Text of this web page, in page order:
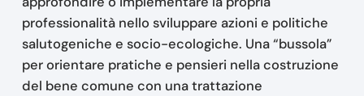
professionalità nello sviluppare azioni e politiche
salutogeniche e socio-ecologiche. Una “bussola”
per orientare pratiche e pensieri nella costruzione
del bene comune con una trattazione